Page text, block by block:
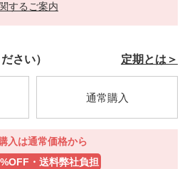
するご案内
100505000000.html
さい） 定期とは＞
入は通常価格から
・送料弊社負担
通常購入
入は通常価格から
・送料弊社負担